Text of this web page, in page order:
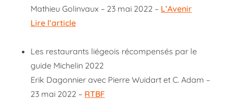
Mathieu Golinvaux – 23 mai 2022 – L’Avenir
Lire l’article
Les restaurants liégeois récompensés par le
guide Michelin 2022
Erik Dagonnier avec Pierre Wuidart et C. Adam –
23 mai 2022 – RTBF